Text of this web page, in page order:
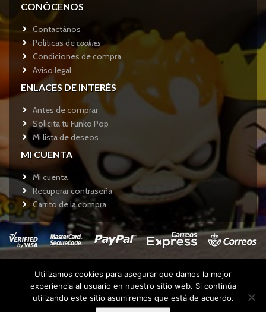
CONÓCENOS
Contactános
Políticas decookies
Condiciones de compra
Aviso legal
ENLACES DE INTERÉS
Antes de comprar
Solicita tu Funko Pop
Mi lista de deseos
MI CUENTA
Mi cuenta
Recuperar contraseña
Carrito de la compra
Copyright © 2017Funkotienda.com - Todos los derechos
reservados.
Utilizamos cookies para asegurar que damos la mejor
experiencia al usuario en nuestro sitio web. Si continúa
utilizando este sitio asumiremos que está de acuerdo.